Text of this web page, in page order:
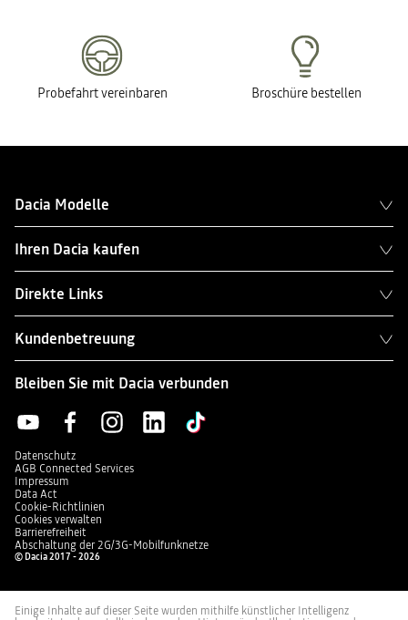
Probefahrt vereinbaren Broschüre bestellen
Dacia Modelle
Ihren Dacia kaufen
Direkte Links
Kundenbetreuung
Bleiben Sie mit Dacia verbunden
Datenschutz
AGB Connected Services
Impressum
Data Act
Cookie-Richtlinien
Cookies verwalten
Barrierefreiheit
Abschaltung der 2G/3G-Mobilfunknetze
© Dacia 2017 - 2026
Einige Inhalte auf dieser Seite wurden mithilfe künstlicher Intelligenz